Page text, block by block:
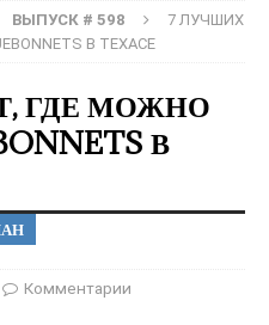
ВЫПУСК # 598
7 ЛУЧШИХ
В ТЕХАСЕ
ГДЕ МОЖНО
В
Комментарии